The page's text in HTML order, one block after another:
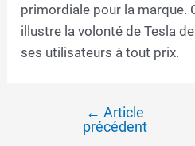
primordiale pour la marque.
illustre la volonté de Tesla
ses utilisateurs à tout prix.
Navigation
← Article
précédent